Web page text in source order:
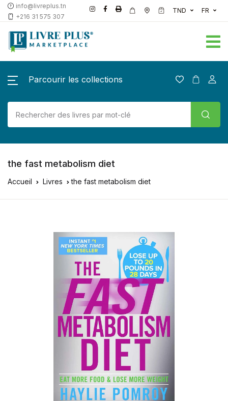
info@livreplus.tn
+216 31 575 307
TND FR
Parcourir les collections
the fast metabolism diet
Accueil Livres the fast metabolism diet